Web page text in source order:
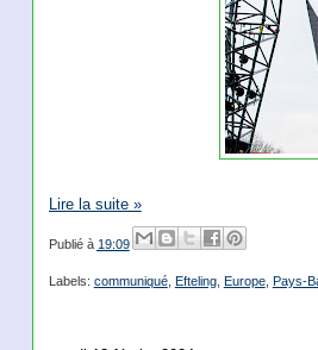
Lire la suite »
Publié à 19:09
Labels: communiqué, Efteling, Europe, Pays-